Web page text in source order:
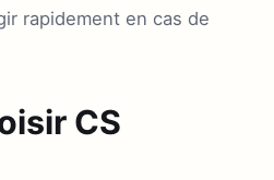
rapidement en cas de
CS